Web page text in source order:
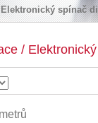
Elektronický spínač
/